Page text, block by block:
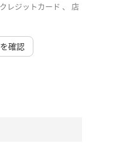
レジットカード 、 店
確認